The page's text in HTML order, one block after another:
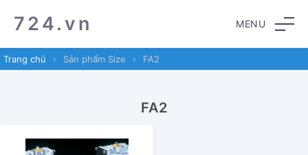
to
navigation
to
content
724.vn MENU
Trang chủ › Sản phẩm Size › FA2
FA2